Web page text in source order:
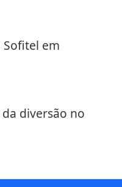
Sofitel em
diversão no